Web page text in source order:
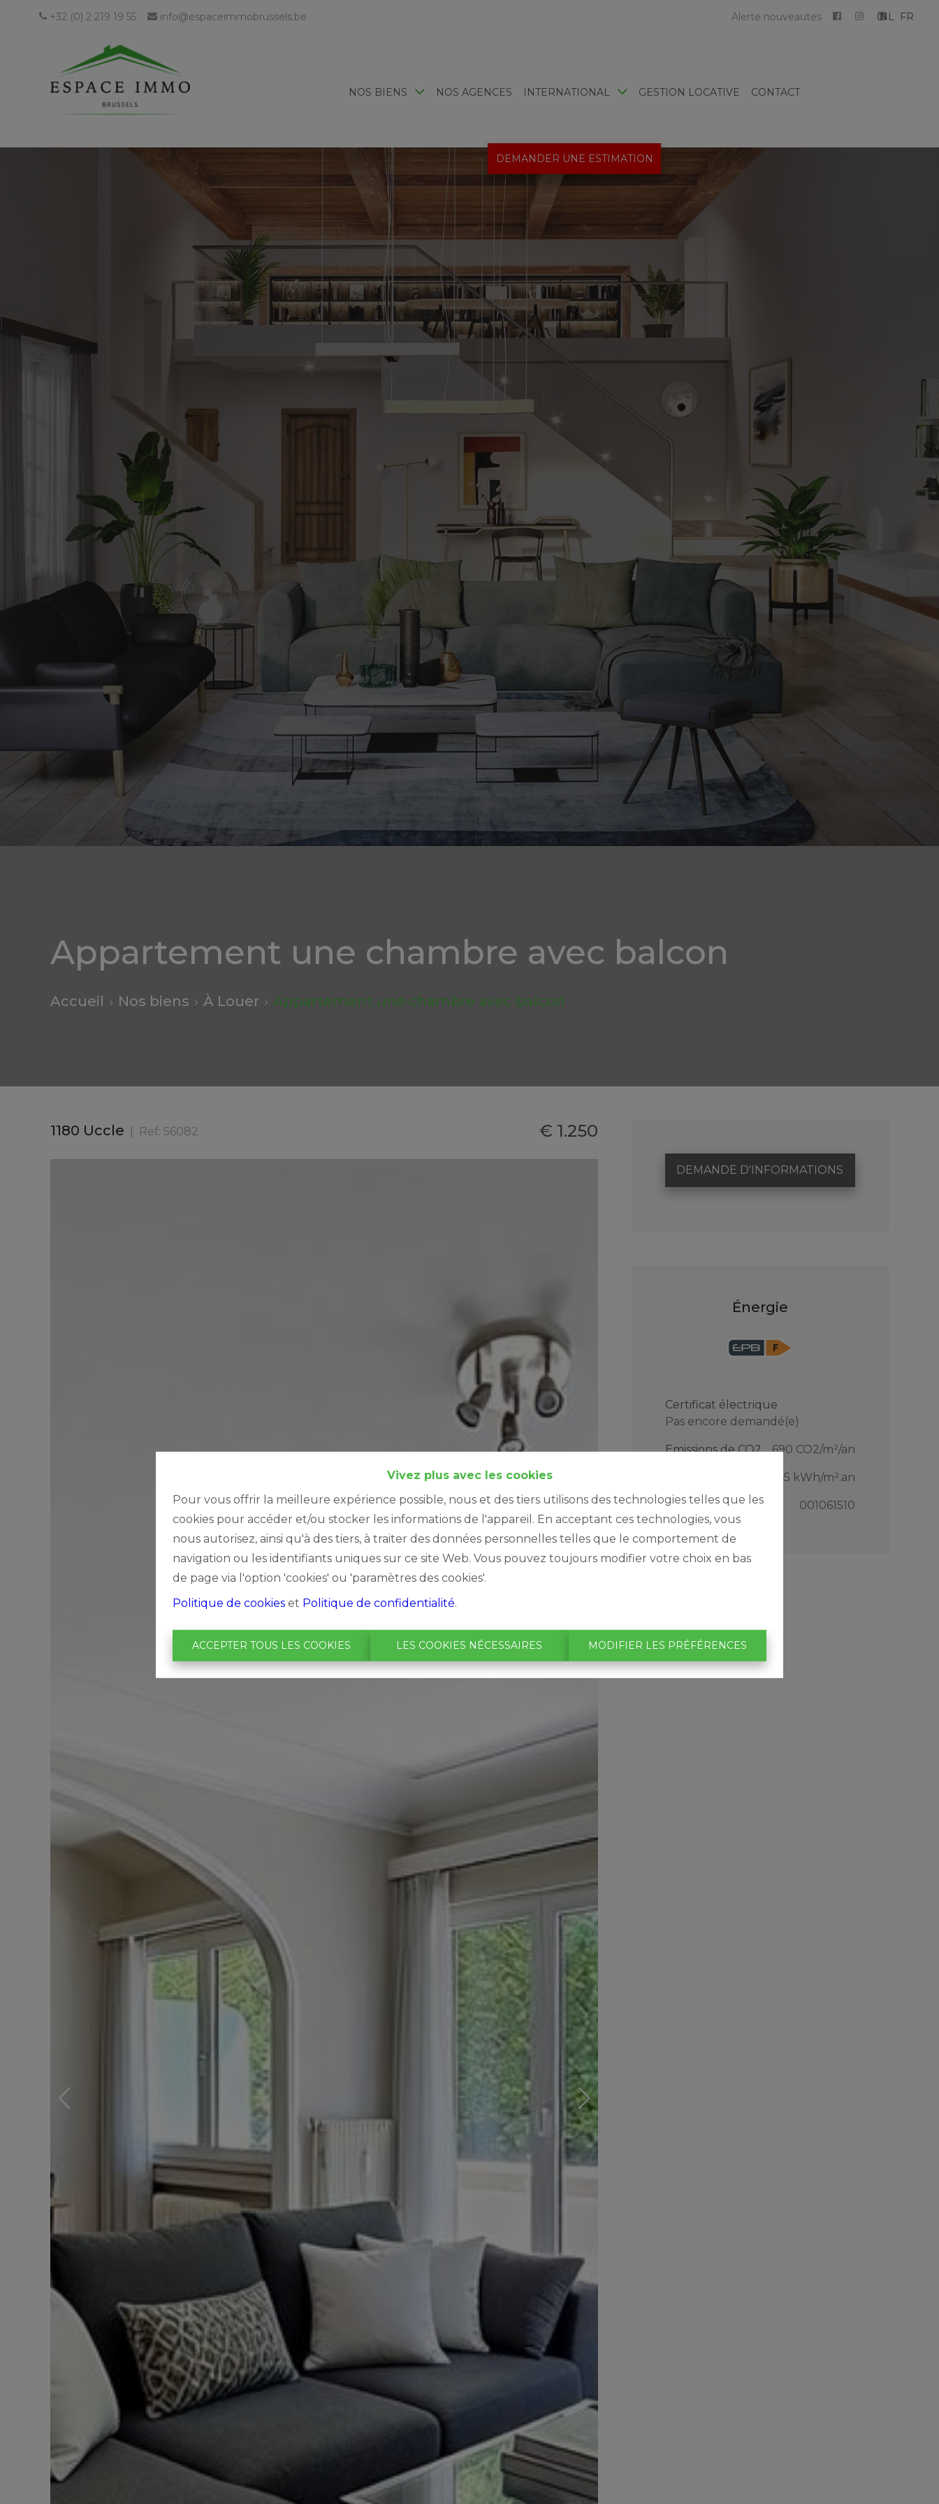
Vivez plus avec les cookies
Pour vous offrir la meilleure expérience possible, nous et des tiers utilisons des technologies telles que les
cookies pour accéder et/ou stocker les informations de l'appareil. En acceptant ces technologies, vous
nous autorisez, ainsi qu'à des tiers, à traiter des données personnelles telles que le comportement de
navigation ou les identifiants uniques sur ce site Web. Vous pouvez toujours modifier votre choix en bas
de page via l'option 'cookies' ou 'paramètres des cookies'.
Politique de cookies et Politique de confidentialité.
ACCEPTER TOUS LES COOKIES LES COOKIES NÉCESSAIRES MODIFIER LES PRÉFÉRENCES
+32 (0) 2 219 19 55 info@espaceimmobrussels.be Alerte nouveautes NL FR
NOS BIENS NOS AGENCES INTERNATIONAL GESTION LOCATIVE CONTACT
DEMANDER UNE ESTIMATION
Appartement une chambre avec balcon
Accueil Nos biens À Louer Appartement une chambre avec balcon
1180 Uccle Ref: 56082 € 1.250
DEMANDE D'INFORMATIONS
Énergie
Certificat électrique
Pas encore demandé(e)
Emissions de CO2 690 CO2/m²/an
345 kWh/m².an
Code Unique 001061510